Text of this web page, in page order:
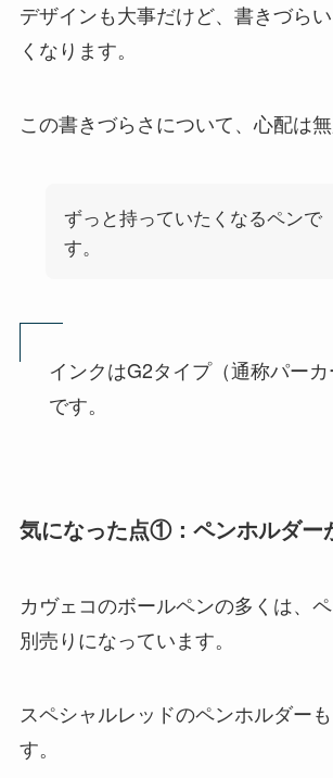
デザインも大事だけど、書きづら
くなります。
この書きづらさについて、心配は無
ずっと持っていたくなるペンで
す。
インクはG2タイプ（通称パーカ
です。
気になった点①：ペンホルダー
カヴェコのボールペンの多くは、
別売りになっています。
スペシャルレッドのペンホルダー
す。